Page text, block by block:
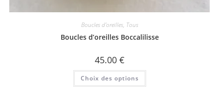
Boucles d'oreilles, Tous
Boucles d’oreilles Boccalilisse
45.00 €
Choix des options
Ce
a